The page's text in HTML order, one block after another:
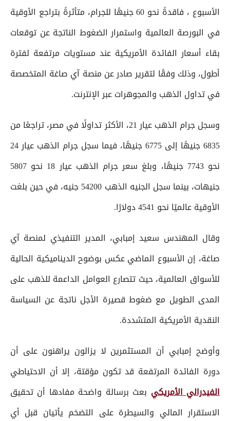
الأسبوع ، فاقدةً نحو 60 جنيهًا للجرام، متأثرةً بتراجع الأوقية
في البورصة العالمية واستمرار الضغوط الناتجة عن توقعات
بقاء أسعار الفائدة الأمريكية عند مستويات مرتفعة لفترة
أطول، وذلك وفقًا لتقرير صادر عن منصة آي صاغة المتخصصة
في تداول الذهب والمجوهرات عبر الإنترنت.
وسجل جرام الذهب عيار 21، الأكثر تداولًا في مصر، تراجعًا من
6835 جنيهًا إلى 6775 جنيهًا، فيما سجل جرام الذهب عيار 24
نحو 7743 جنيهًا، وبلغ سعر جرام الذهب عيار 18 نحو 5807
جنيهات، بينما سجل الجنيه الذهب 54200 جنيه، في حين بلغت
الأوقية عالميًا نحو 4541 دولارًا.
وقال المهندس سعيد إمبابي، المدير التنفيذي لمنصة آي
صاغة، إن الأسبوع الماضي عكس بوضوح الديناميكية الحالية
للأسواق العالمية، حيث تتصارع العوامل الداعمة للذهب على
المدى الطويل مع ضغوط قصيرة الأجل ناتجة عن السياسة
النقدية الأمريكية المتشددة.
وأوضح إمبابي أن المستثمرين لا يزالون يراهنون على أن
دورة الفائدة المرتفعة قد تكون مؤقتة، إلا أن الاحتياطي
الفيدرالي الأمريكي بعث برسالة واضحة مفادها أن تحقيق
الاستقرار المالي والسيطرة على التضخم يأتيان قبل أي